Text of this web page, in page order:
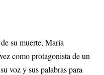
su muerte, María
como protagonista de un
voz y sus palabras para